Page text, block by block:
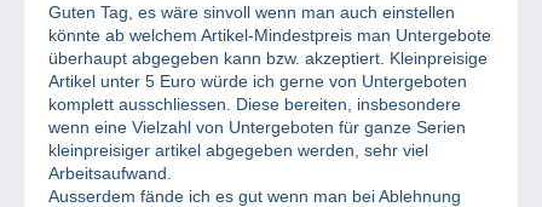
Guten Tag, es wäre sinvoll wenn man auch einstellen
könnte ab welchem Artikel-Mindestpreis man Untergebote
überhaupt abgegeben kann bzw. akzeptiert. Kleinpreisige
Artikel unter 5 Euro würde ich gerne von Untergeboten
komplett ausschliessen. Diese bereiten, insbesondere
wenn eine Vielzahl von Untergeboten für ganze Serien
kleinpreisiger artikel abgegeben werden, sehr viel
Arbeitsaufwand.
Ausserdem fände ich es gut wenn man bei Ablehnung